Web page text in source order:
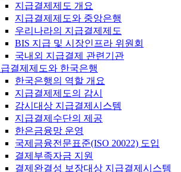
지급결제제도 개요
지급결제제도와 중앙은행
우리나라의 지급결제제도
BIS 지급 및 시장인프라 위원회
국내외 지급결제 관련기관
결제제도와 한국은행
한국은행의 역할 개요
지급결제제도의 감시
감시대상 지급결제시스템
지급결제수단의 제공
한은금융망 운영
국제금융전문표준(ISO 20022) 도입
결제부족자금 지원
결제완결성 보장대상 지급결제시스템